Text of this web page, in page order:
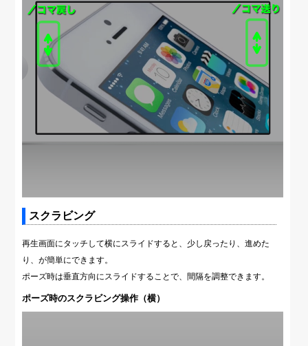
スクラビング
再生画面にタッチして横にスライドすると、少し戻ったり、進めた
り、が簡単にできます。
ポーズ時は垂直方向にスライドすることで、間隔を調整できます。
ポーズ時のスクラビング操作（横）